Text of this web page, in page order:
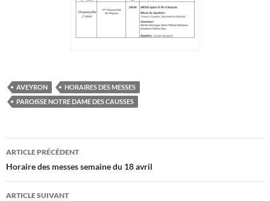
AVEYRON
HORAIRES DES MESSES
PAROISSE NOTRE DAME DES CAUSSES
Navigation
des
articles
ARTICLE PRÉCÉDENT
Horaire des messes semaine du 18 avril
ARTICLE SUIVANT